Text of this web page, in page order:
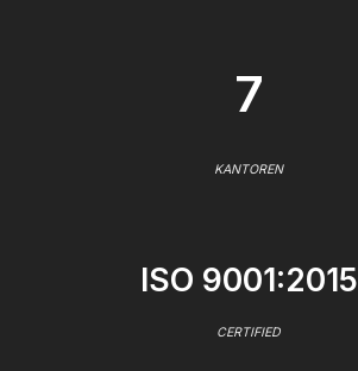
7
KANTOREN
ISO 9001:2015
CERTIFIED